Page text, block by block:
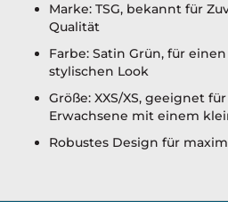
Marke: TSG, bekannt für
Qualität
Farbe: Satin Grün, für
stylischen Look
Größe: XXS/XS, geeignet
Erwachsene mit einem
Robustes Design für